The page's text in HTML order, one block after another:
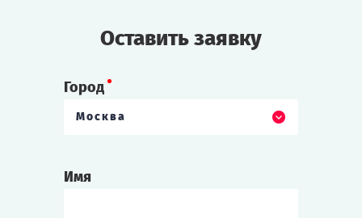
Оставить заявку
Город
Москва
Имя